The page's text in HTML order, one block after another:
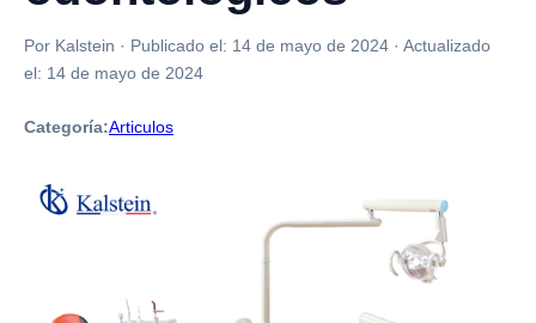
Por Kalstein · Publicado el: 14 de mayo de 2024 · Actualizado
el: 14 de mayo de 2024
Categoría:Articulos